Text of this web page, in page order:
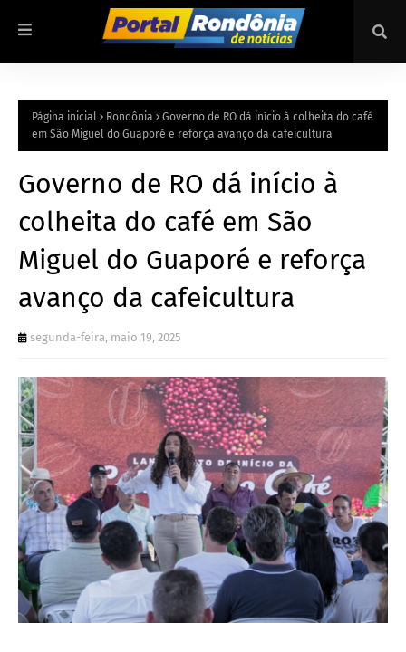
Página inicial Rondônia
Governo de RO dá início à colheita do café
em São Miguel do Guaporé e reforça avanço da cafeicultura
Governo de RO dá início à
colheita do café em São
Miguel do Guaporé e reforça
avanço da cafeicultura
segunda-feira, maio 19, 2025